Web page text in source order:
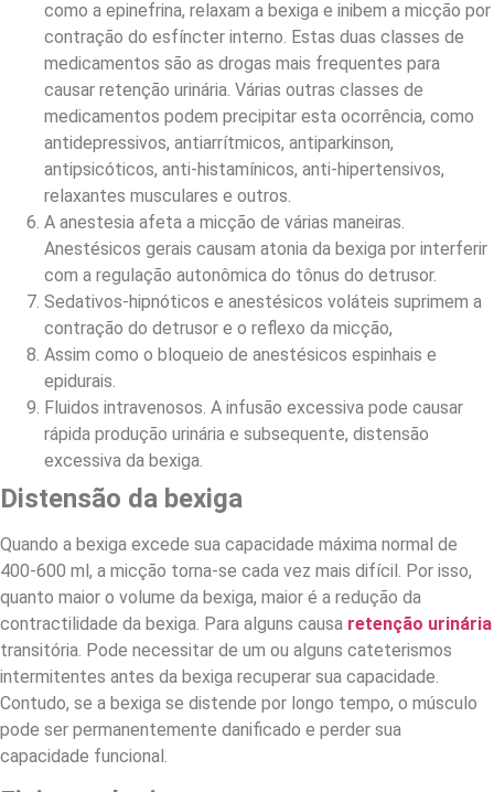
como a epinefrina, relaxam a bexiga e inibem a micção por
contração do esfíncter interno. Estas duas classes de
medicamentos são as drogas mais frequentes para
causar retenção urinária. Várias outras classes de
medicamentos podem precipitar esta ocorrência, como
antidepressivos, antiarrítmicos, antiparkinson,
antipsicóticos, anti-histamínicos, anti-hipertensivos,
relaxantes musculares e outros.
A anestesia afeta a micção de várias maneiras.
Anestésicos gerais causam atonia da bexiga por interferir
com a regulação autonômica do tônus do detrusor.
Sedativos-hipnóticos e anestésicos voláteis suprimem a
contração do detrusor e o reflexo da micção,
Assim como o bloqueio de anestésicos espinhais e
epidurais.
Fluidos intravenosos. A infusão excessiva pode causar
rápida produção urinária e subsequente, distensão
excessiva da bexiga.
Distensão da bexiga
Quando a bexiga excede sua capacidade máxima normal de
400-600 ml, a micção torna-se cada vez mais difícil. Por isso,
quanto maior o volume da bexiga, maior é a redução da
contractilidade da bexiga. Para alguns causa retenção urinária
transitória. Pode necessitar de um ou alguns cateterismos
intermitentes antes da bexiga recuperar sua capacidade.
Contudo, se a bexiga se distende por longo tempo, o músculo
pode ser permanentemente danificado e perder sua
capacidade funcional.